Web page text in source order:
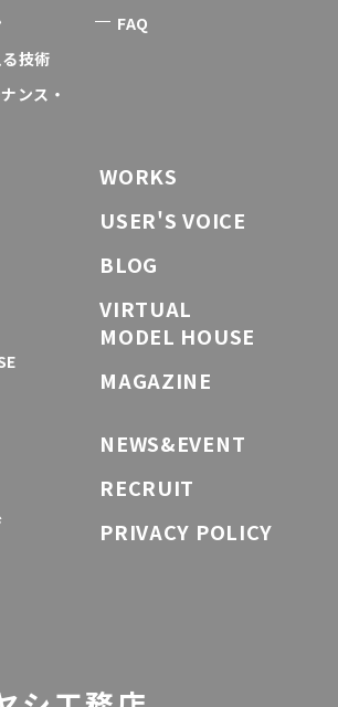
技術
ンス・
FAQ
WORKS
USER'S VOICE
BLOG
VIRTUAL
MODEL HOUSE
MAGAZINE
NEWS&EVENT
RECRUIT
PRIVACY POLICY